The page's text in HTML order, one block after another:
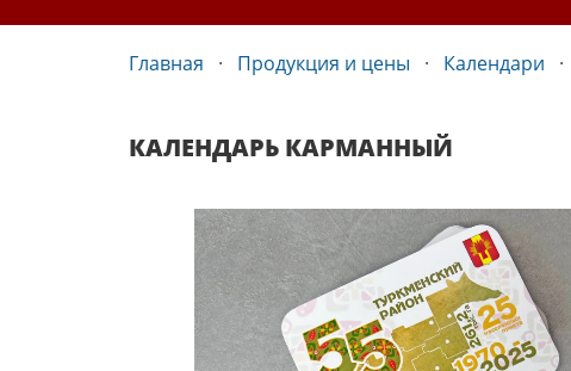
Главная Продукция и цены Календари
КАЛЕНДАРЬ КАРМАННЫЙ